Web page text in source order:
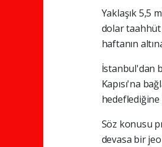
Yaklaşık 5,5
dolar
haftanın
İstanbul'dan
Kapısı'na
Söz konusu
devasa bir